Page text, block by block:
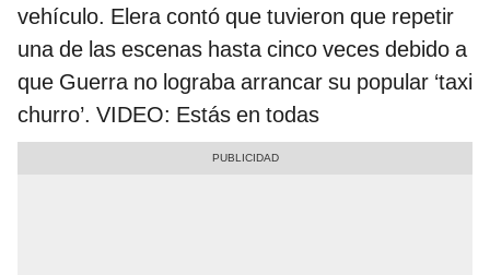
vehículo. Elera contó que tuvieron que repetir
una de las escenas hasta cinco veces debido a
que Guerra no lograba arrancar su popular ‘taxi
churro’. VIDEO: Estás en todas